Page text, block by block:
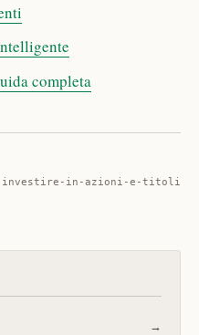
completa
investire-in-azioni-e-titoli
→